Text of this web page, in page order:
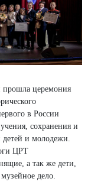
прошла церемония
в России
сохранения и
детей и молодежи.
ЦРТ
а так же дети,
дело.